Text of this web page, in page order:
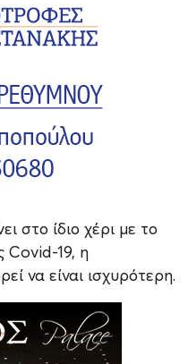
στο ίδιο χέρι με το
Covid-19, η
να είναι ισχυρότερη.